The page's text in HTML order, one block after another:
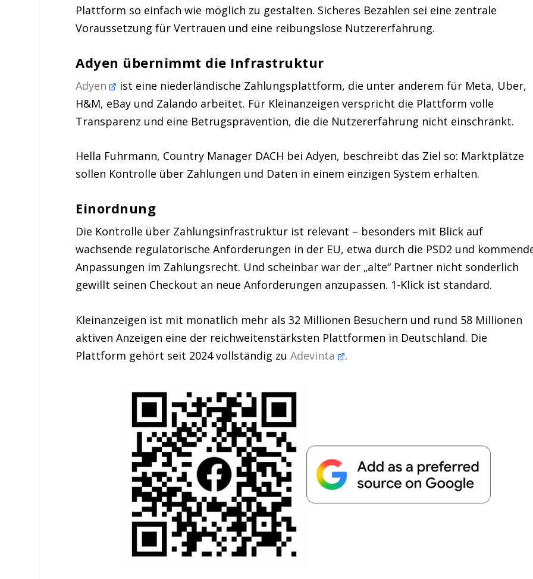
Plattform so einfach wie möglich zu gestalten. Sicheres Bezahlen sei eine zentrale
Voraussetzung für Vertrauen und eine reibungslose Nutzererfahrung.
Adyen übernimmt die Infrastruktur
Adyen
ist eine niederländische Zahlungsplattform, die unter anderem für Meta, Uber,
H&M, eBay und Zalando arbeitet. Für Kleinanzeigen verspricht die Plattform volle
Transparenz und eine Betrugsprävention, die die Nutzererfahrung nicht einschränkt.
Hella Fuhrmann, Country Manager DACH bei Adyen, beschreibt das Ziel so: Marktplätze
sollen Kontrolle über Zahlungen und Daten in einem einzigen System erhalten.
Einordnung
Die Kontrolle über Zahlungsinfrastruktur ist relevant – besonders mit Blick auf
wachsende regulatorische Anforderungen in der EU, etwa durch die PSD2 und
Anpassungen im Zahlungsrecht. Und scheinbar war der „alte“ Partner nicht sonderlich
gewillt seinen Checkout an neue Anforderungen anzupassen. 1-Klick ist standard.
Kleinanzeigen ist mit monatlich mehr als 32 Millionen Besuchern und rund 58 Millionen
aktiven Anzeigen eine der reichweitenstärksten Plattformen in Deutschland. Die
Plattform gehört seit 2024 vollständig zuAdevinta .